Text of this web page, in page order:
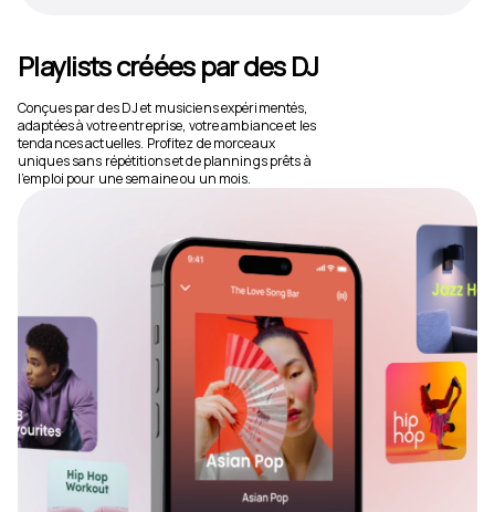
Playlists créées par des DJ
Conçues par des DJ et musiciens expérimentés,
adaptées à votre entreprise, votre ambiance et les
tendances actuelles. Profitez de morceaux
uniques sans répétitions et de plannings prêts à
l’emploi pour une semaine ou un mois.